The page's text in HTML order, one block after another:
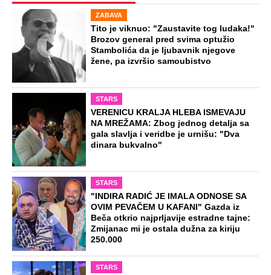
ZABAVA
Tito je viknuo: "Zaustavite tog ludaka!"
Brozov general pred svima optužio
Stambolića da je ljubavnik njegove
žene, pa izvršio samoubistvo
STARS
VERENICU KRALJA HLEBA ISMEVAJU
NA MREŽAMA: Zbog jednog detalja sa
gala slavlja i veridbe je urnišu: "Dva
dinara bukvalno"
STARS
"INDIRA RADIĆ JE IMALA ODNOSE SA
OVIM PEVAČEM U KAFANI" Gazda iz
Beča otkrio najprljavije estradne tajne:
Zmijanac mi je ostala dužna za kiriju
250.000
STARS